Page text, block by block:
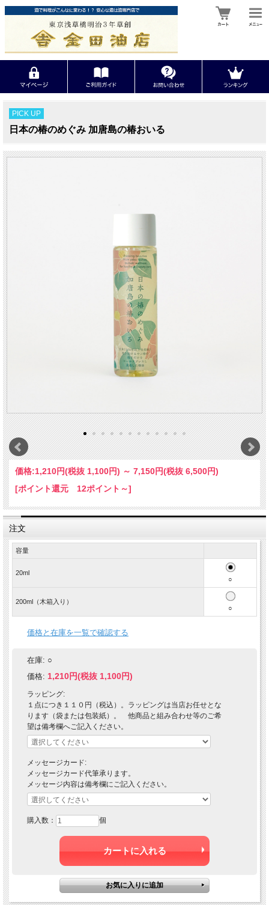
PICK UP
日本の椿のめぐみ 加唐島の椿おいる
価格:1,210円(税抜 1,100円) ～ 7,150円(税抜 6,500円)
[ポイント還元 12ポイント～]
注文
容量
20ml
○
200ml（木箱入り）
○
価格と在庫を一覧で確認する
在庫: ○
価格: 1,210円(税抜 1,100円)
ラッピング:
１点につき１１０円（税込）。ラッピングは当店お任せとな
ります（袋または包装紙）。 他商品と組み合わせ等のご希
望は備考欄へご記入ください。
メッセージカード:
メッセージカード代筆承ります。
メッセージ内容は備考欄にご記入ください。
購入数： 個